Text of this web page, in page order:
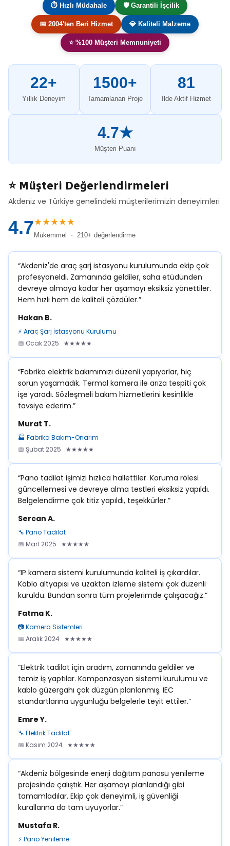
⏱ Hızlı Müdahale 🛡️ Garantili İşçilik
📅 2004'ten Beri Hizmet 💎 Kaliteli Malzeme
⭐ %100 Müşteri Memnuniyeti
22+
Yıllık Deneyim
1500+
Tamamlanan Proje
81
İlde Aktif Hizmet
4.7★
Müşteri Puanı
⭐ Müşteri Değerlendirmeleri
Akdeniz ve Türkiye genelindeki müşterilerimizin deneyimleri
4.7★★★★★
Mükemmel · 210+ değerlendirme
“Akdeniz'de araç şarj istasyonu kurulumunda ekip çok
profesyoneldi. Zamanında geldiler, saha etüdünden
devreye almaya kadar her aşamayı eksiksiz yönettiler.
Hem hızlı hem de kaliteli çözdüler.”
Hakan B.
⚡ Araç Şarj İstasyonu Kurulumu
📅 Ocak 2025 ★★★★★
“Fabrika elektrik bakımımızı düzenli yapıyorlar, hiç
sorun yaşamadık. Termal kamera ile arıza tespiti çok
işe yaradı. Sözleşmeli bakım hizmetlerini kesinlikle
tavsiye ederim.”
Murat T.
🏭 Fabrika Bakım-Onarım
📅 Şubat 2025 ★★★★★
“Pano tadilat işimizi hızlıca hallettiler. Koruma rölesi
güncellemesi ve devreye alma testleri eksiksiz yapıldı.
Belgelendirme çok titiz yapıldı, teşekkürler.”
Sercan A.
🔧 Pano Tadilat
📅 Mart 2025 ★★★★★
“IP kamera sistemi kurulumunda kaliteli iş çıkardılar.
Kablo altyapısı ve uzaktan izleme sistemi çok düzenli
kuruldu. Bundan sonra tüm projelerimde çalışacağız.”
Fatma K.
📷 Kamera Sistemleri
📅 Aralık 2024 ★★★★★
“Elektrik tadilat için aradım, zamanında geldiler ve
temiz iş yaptılar. Kompanzasyon sistemi kurulumu ve
kablo güzergahı çok düzgün planlanmış. IEC
standartlarına uygunluğu belgelerle teyit ettiler.”
Emre Y.
🔧 Elektrik Tadilat
📅 Kasım 2024 ★★★★★
“Akdeniz bölgesinde enerji dağıtım panosu yenileme
projesinde çalıştık. Her aşamayı planlandığı gibi
tamamladılar. Ekip çok deneyimli, iş güvenliği
kurallarına da tam uyuyorlar.”
Mustafa R.
⚡ Pano Yenileme